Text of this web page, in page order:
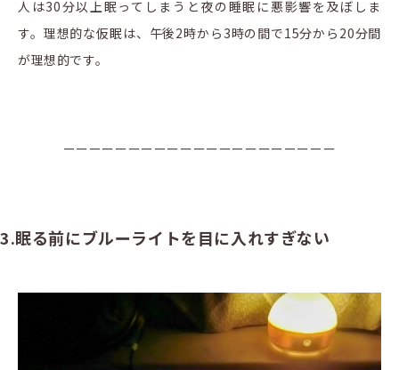
人は30分以上眠ってしまうと夜の睡眠に悪影響を及ぼしま
す。理想的な仮眠は、午後2時から3時の間で15分から20分間
が理想的です。
ーーーーーーーーーーーーーーーーーーーーー
3.眠る前にブルーライトを目に入れすぎない